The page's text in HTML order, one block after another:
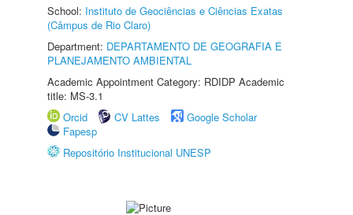
School: Instituto de Geociências e Ciências Exatas
(Câmpus de Rio Claro)
Department: DEPARTAMENTO DE GEOGRAFIA E
PLANEJAMENTO AMBIENTAL
Academic Appointment Category: RDIDP Academic
title: MS-3.1
Orcid
CV Lattes
Google Scholar
Fapesp
Repositório Institucional UNESP